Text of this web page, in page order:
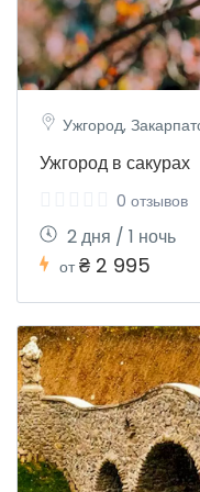
Ужгород,
Ужгород в сакурах
0 отзывов
2 дня / 1 ночь
от₴ 2 995